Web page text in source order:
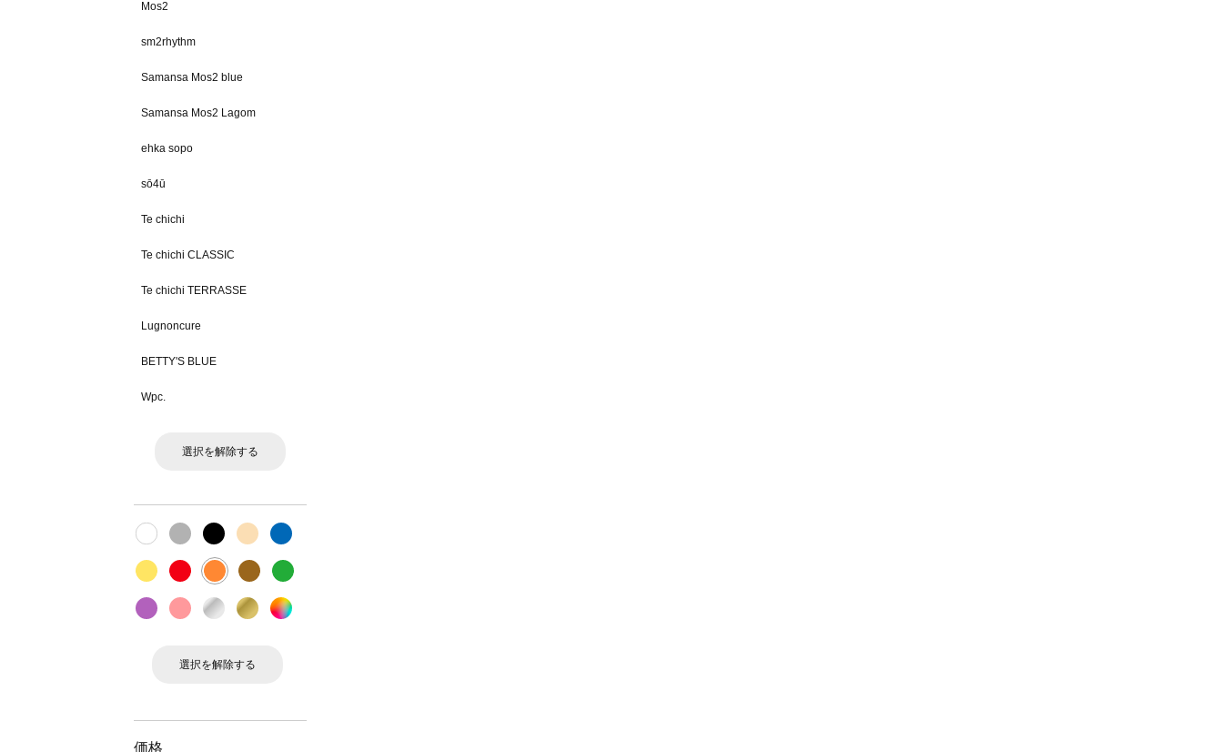
Mos2
sm2rhythm
Samansa Mos2 blue
Samansa Mos2 Lagom
ehka sopo
sō4ū
Te chichi
Te chichi CLASSIC
Te chichi TERRASSE
Lugnoncure
BETTY'S BLUE
Wpc.
選択を解除する
選択を解除する
価格